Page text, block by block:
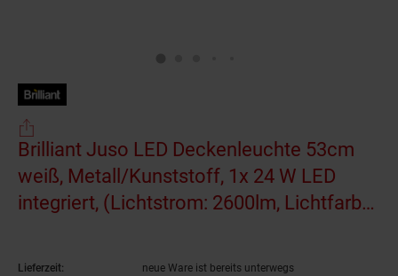
Brilliant Juso LED Deckenleuchte 53cm
weiß, Metall/Kunststoff, 1x 24 W LED
integriert, (Lichtstrom: 2600lm, Lichtfarbe:
Lieferzeit: neue Ware ist bereits unterwegs